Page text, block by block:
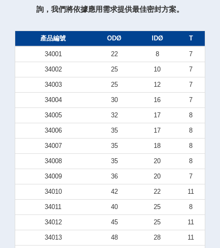
詢，我們將依據應用需求提供最佳密封方案。
產品編號 ODØ IDØ T
34001 22 8 7
34002 25 10 7
34003 25 12 7
34004 30 16 7
34005 32 17 8
34006 35 17 8
34007 35 18 8
34008 35 20 8
34009 36 20 7
34010 42 22 11
34011 40 25 8
34012 45 25 11
34013 48 28 11